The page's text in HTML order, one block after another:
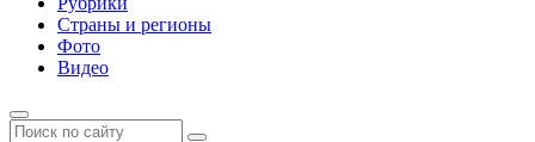
Страны и регионы
Фото
Видео